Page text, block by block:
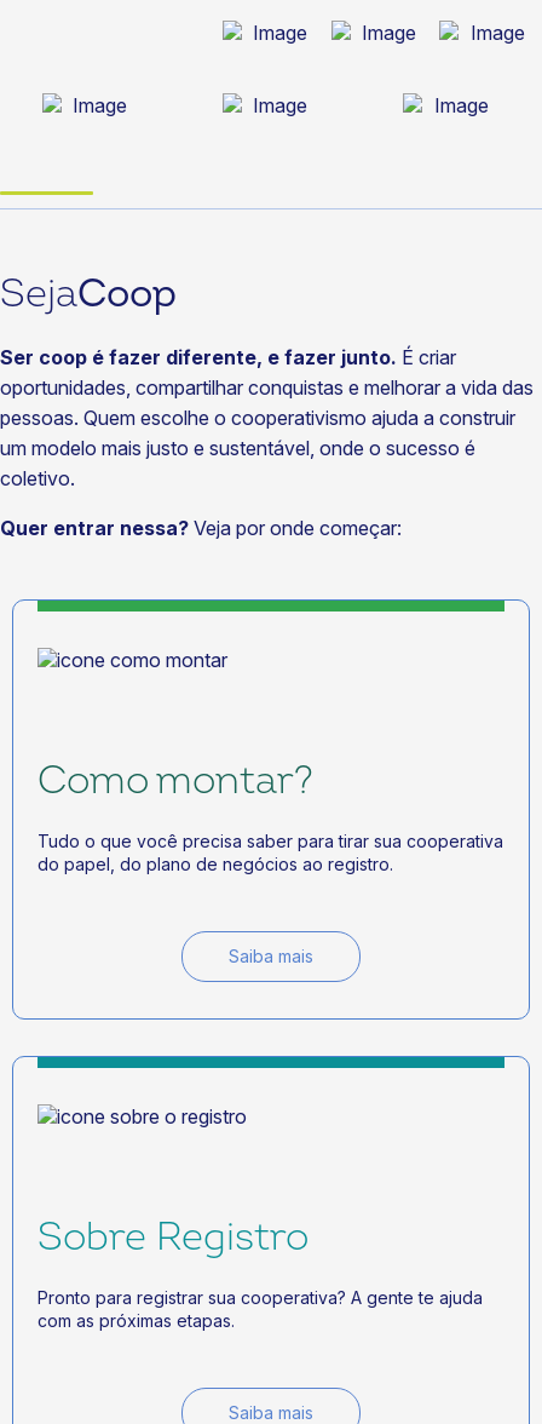
SejaCoop
Ser coop é fazer diferente, e fazer junto. É criar
oportunidades, compartilhar conquistas e melhorar a vida das
pessoas. Quem escolhe o cooperativismo ajuda a construir
um modelo mais justo e sustentável, onde o sucesso é
coletivo.
Quer entrar nessa? Veja por onde começar:
Como montar?
Tudo o que você precisa saber para tirar sua cooperativa
do papel, do plano de negócios ao registro.
Saiba mais
Sobre Registro
Pronto para registrar sua cooperativa? A gente te ajuda
com as próximas etapas.
Saiba mais